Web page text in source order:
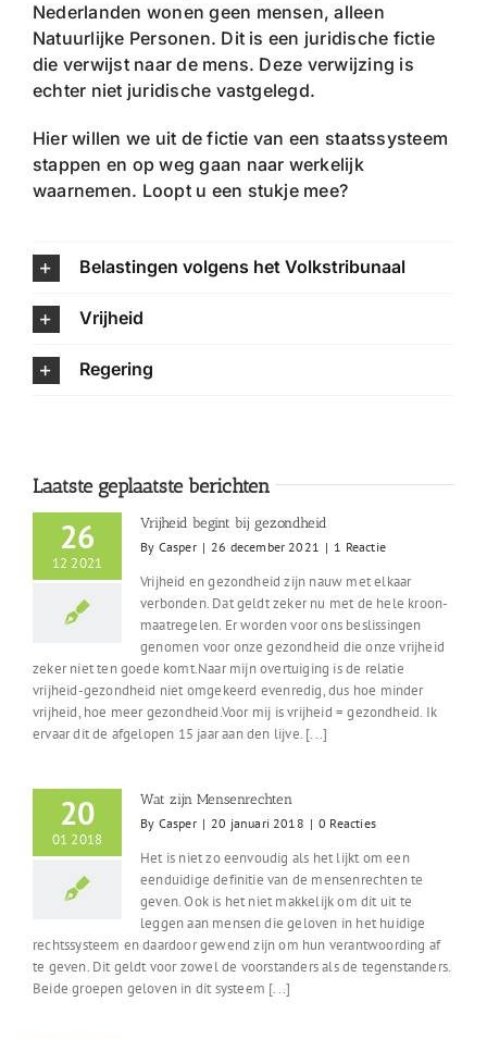
Nederlanden wonen geen mensen, alleen
Natuurlijke Personen. Dit is een juridische fictie
die verwijst naar de mens. Deze verwijzing is
echter niet juridische vastgelegd.
Hier willen we uit de fictie van een staatssysteem
stappen en op weg gaan naar werkelijk
waarnemen. Loopt u een stukje mee?
Belastingen volgens het Volkstribunaal
Vrijheid
Regering
Laatste geplaatste berichten
26
12 2021
Vrijheid begint bij gezondheid
By Casper | 26 december 2021 | 1 Reactie
Vrijheid en gezondheid zijn nauw met elkaar
verbonden. Dat geldt zeker nu met de hele kroon-
maatregelen. Er worden voor ons beslissingen
genomen voor onze gezondheid die onze vrijheid
zeker niet ten goede komt.Naar mijn overtuiging is de relatie
vrijheid-gezondheid niet omgekeerd evenredig, dus hoe minder
vrijheid, hoe meer gezondheid.Voor mij is vrijheid = gezondheid. Ik
ervaar dit de afgelopen 15 jaar aan den lijve. [...]
20
01 2018
Wat zijn Mensenrechten
By Casper | 20 januari 2018 | 0 Reacties
Het is niet zo eenvoudig als het lijkt om een
eenduidige definitie van de mensenrechten te
geven. Ook is het niet makkelijk om dit uit te
leggen aan mensen die geloven in het huidige
rechtssysteem en daardoor gewend zijn om hun verantwoording af
te geven. Dit geldt voor zowel de voorstanders als de tegenstanders.
Beide groepen geloven in dit systeem [...]